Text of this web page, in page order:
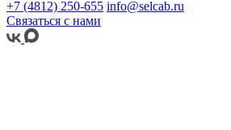
+7 (4812) 250-655 info@selcab.ru
Связаться с нами